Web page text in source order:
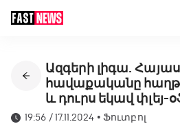
Ազգերի լիգա.
հավաքականը
և դուրս եկավ փլեյ-
19:56 / 17.11.2024 •Ֆուտբոլ